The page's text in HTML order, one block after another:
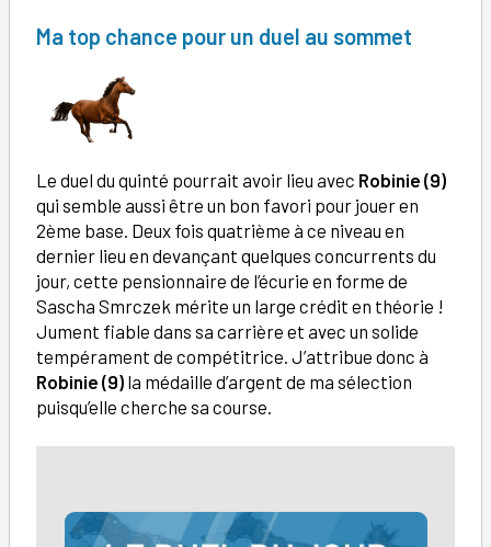
Ma top chance pour un duel au sommet
Le duel du quinté pourrait avoir lieu avec Robinie (9)
qui semble aussi être un bon favori pour jouer en
2ème base. Deux fois quatrième à ce niveau en
dernier lieu en devançant quelques concurrents du
jour, cette pensionnaire de l’écurie en forme de
Sascha Smrczek mérite un large crédit en théorie !
Jument fiable dans sa carrière et avec un solide
tempérament de compétitrice. J’attribue donc à
Robinie (9) la médaille d’argent de ma sélection
puisqu’elle cherche sa course.